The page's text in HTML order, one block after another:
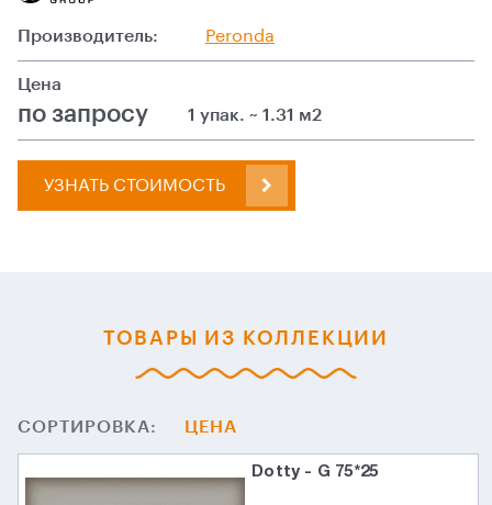
Производитель: Peronda
Цена
по запросу 1 упак. ~ 1.31 м2
УЗНАТЬ СТОИМОСТЬ
ТОВАРЫ ИЗ КОЛЛЕКЦИИ
СОРТИРОВКА: ЦЕНА
Dotty - G 75*25